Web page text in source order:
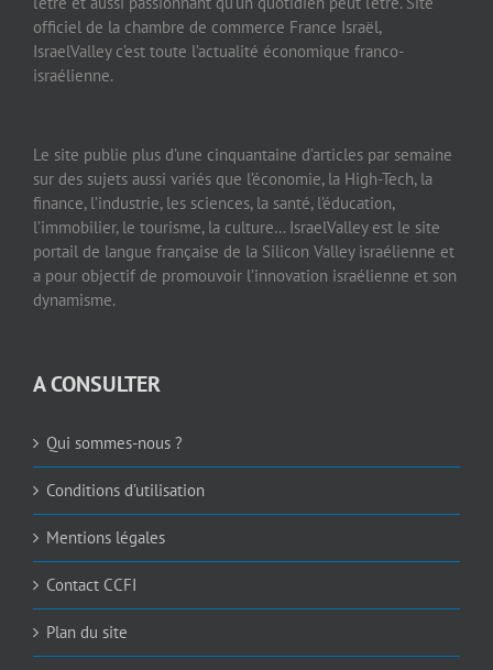
officiel de la chambre de commerce France Israël,
IsraelValley c’est toute l’actualité économique franco-
israélienne.
Le site publie plus d’une cinquantaine d’articles par semaine
sur des sujets aussi variés que l’économie, la High-Tech, la
finance, l’industrie, les sciences, la santé, l’éducation,
l’immobilier, le tourisme, la culture… IsraelValley est le site
portail de langue française de la Silicon Valley israélienne et
a pour objectif de promouvoir l’innovation israélienne et son
dynamisme.
A CONSULTER
Qui sommes-nous ?
Conditions d’utilisation
Mentions légales
Contact CCFI
Plan du site